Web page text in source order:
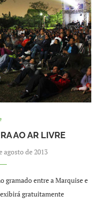
AO AR LIVRE
agosto de 2013
gramado entre a Marquise e
gratuitamente